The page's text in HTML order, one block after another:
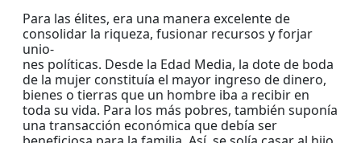
Para las élites, era una manera excelente de
consolidar la riqueza, fusionar recursos y forjar
unio-
nes políticas. Desde la Edad Media, la dote de boda
de la mujer constituía el mayor ingreso de dinero,
bienes o tierras que un hombre iba a recibir en
toda su vida. Para los más pobres, también suponía
una transacción económica que debía ser